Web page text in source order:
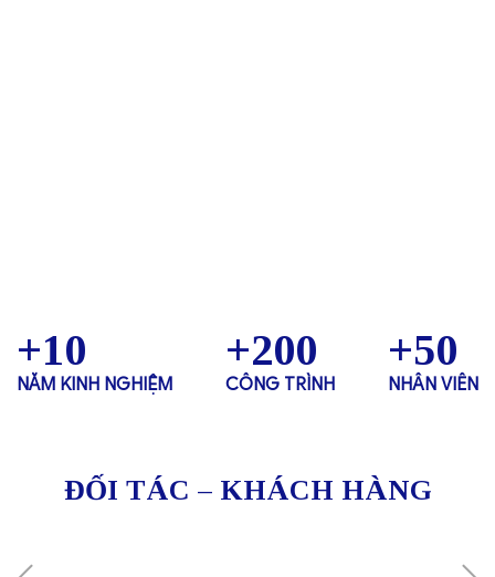
+10
NĂM KINH NGHIỆM
+200
CÔNG TRÌNH
+50
NHÂN VIÊN
ĐỐI TÁC – KHÁCH HÀNG